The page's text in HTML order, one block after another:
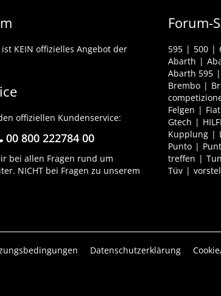
KEIN offizielles Angebot der
offiziellen Kundenservice:
00 800 222784 00
bei allen Fragen rund um
NICHT bei Fragen zu unserem
Forum-
595 500
Abarth
Abarth 595
Brembo
Felgen
Fiat
Gtech
Kupplung
Punto
treffen
Tüv
Datenschutzerklärung